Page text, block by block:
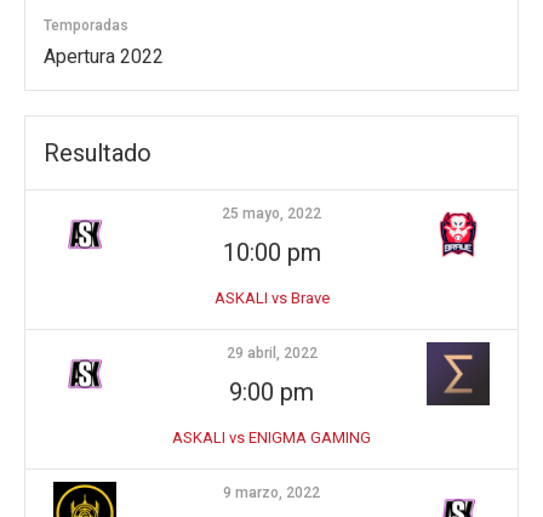
Temporadas
Apertura 2022
Resultado
25 mayo, 2022
10:00 pm
ASKALI vs Brave
29 abril, 2022
9:00 pm
ASKALI vs ENIGMA GAMING
9 marzo, 2022